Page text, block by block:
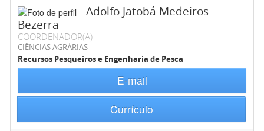
Adolfo Jatobá Medeiros
Bezerra
COORDENADOR(A)
CIÊNCIAS AGRÁRIAS
Recursos Pesqueiros e Engenharia de Pesca
E-mail
Currículo